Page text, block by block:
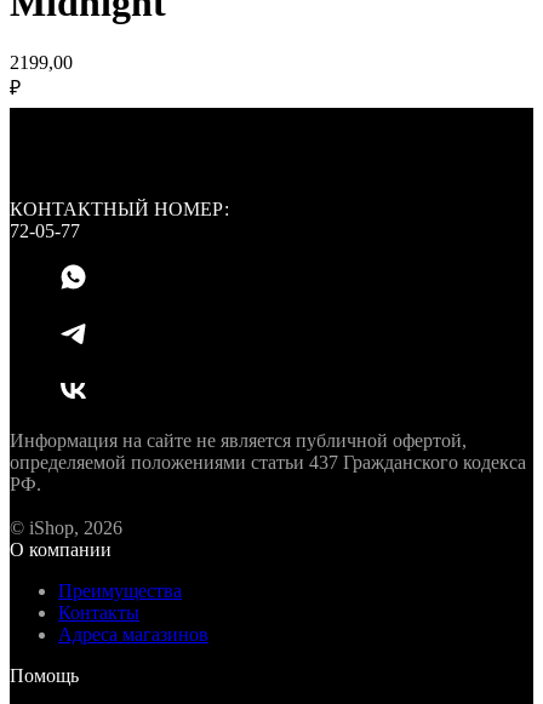
2199,00
₽
КОНТАКТНЫЙ НОМЕР:
72-05-77
Информация на сайте не является публичной офертой,
определяемой положениями статьи 437 Гражданского кодекса
РФ.
© iShop, 2026
О компании
Преимущества
Контакты
Адреса магазинов
Помощь